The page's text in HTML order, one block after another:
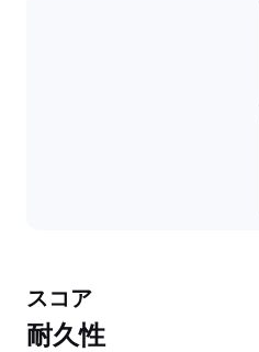
スコア
耐久性